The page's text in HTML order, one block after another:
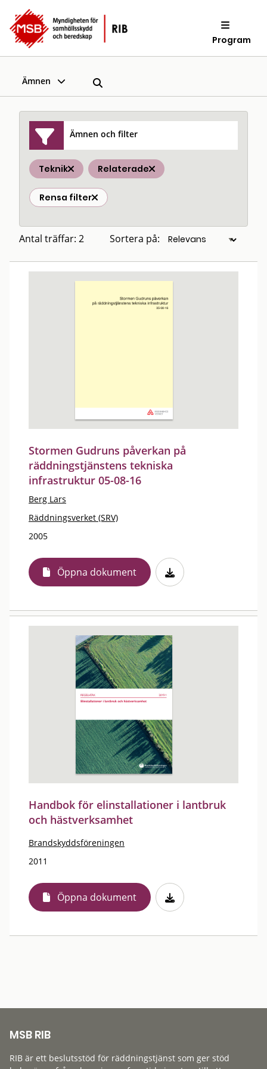
Program
Ämnen
Ämnen och filter
Teknik Relaterade
Rensa filter
Antal träffar: 2 Sortera på:
Stormen Gudruns påverkan på
räddningstjänstens tekniska
infrastruktur 05-08-16
Berg Lars
Räddningsverket (SRV)
2005
Öppna dokument
Handbok för elinstallationer i lantbruk
och hästverksamhet
Brandskyddsföreningen
2011
Öppna dokument
MSB RIB
RIB är ett beslutsstöd för räddningstjänst som ger stöd